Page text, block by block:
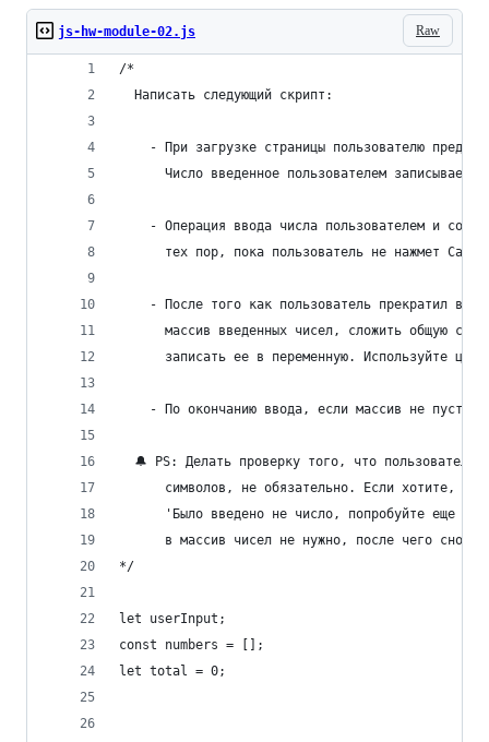
Raw
js-hw-module-02.js
/*
  Написать следующий скрипт:
- При загрузке страницы пользователю
Число введенное пользователем
- Операция ввода числа пользователем и
тех пор, пока пользователь не нажмет
- После того как пользователь прекратил
массив введенных чисел, сложить общую
записать ее в переменную. Используйте
- По окончанию ввода, если массив не
🔔 PS: Делать проверку того, что
символов, не обязательно. Если хотите, в
'Было введено не число, попробуйте еще
в массив чисел не нужно, после чего
*/
let userInput;
const numbers = [];
let total = 0;